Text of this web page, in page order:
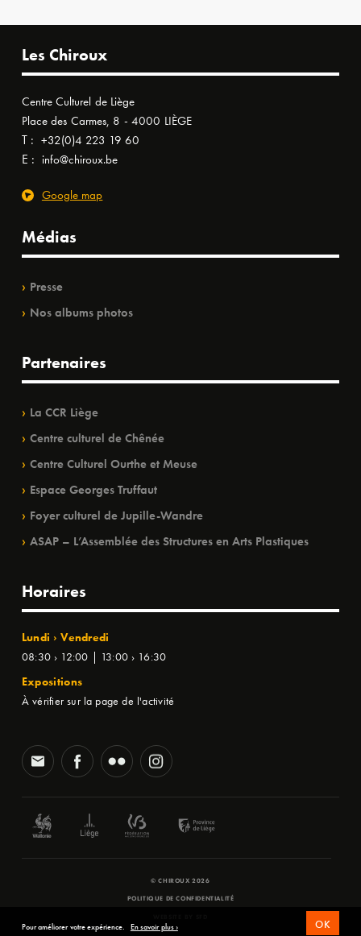
Les Chiroux
Centre Culturel de Liège
Place des Carmes, 8 - 4000 LIÈGE
T : +32(0)4 223 19 60
E : info@chiroux.be
Google map
Médias
Presse
Nos albums photos
Partenaires
La CCR Liège
Centre culturel de Chênée
Centre Culturel Ourthe et Meuse
Espace Georges Truffaut
Foyer culturel de Jupille-Wandre
ASAP – L’Assemblée des Structures en Arts Plastiques
Horaires
Lundi › Vendredi
08:30 › 12:00 | 13:00 › 16:30
Expositions
À vérifier sur la page de l'activité
© CHIROUX 2026
POLITIQUE DE CONFIDENTIALITÉ
Pour améliorer votre expérience. En savoir plus › OK